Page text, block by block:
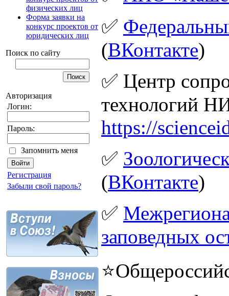
физических лиц
Форма заявки на
конкурс проектов от
юридических лиц
Поиск по сайту
Авторизация
Логин:
Пароль:
Запомнить меня
Регистрация
Забыли свой пароль?
✅
(ВКонтакте)
✅ Центр
технологий
https://
✅
(ВКонтакте)
✅
заповедных